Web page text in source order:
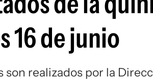
16 de junio
son realizados por la